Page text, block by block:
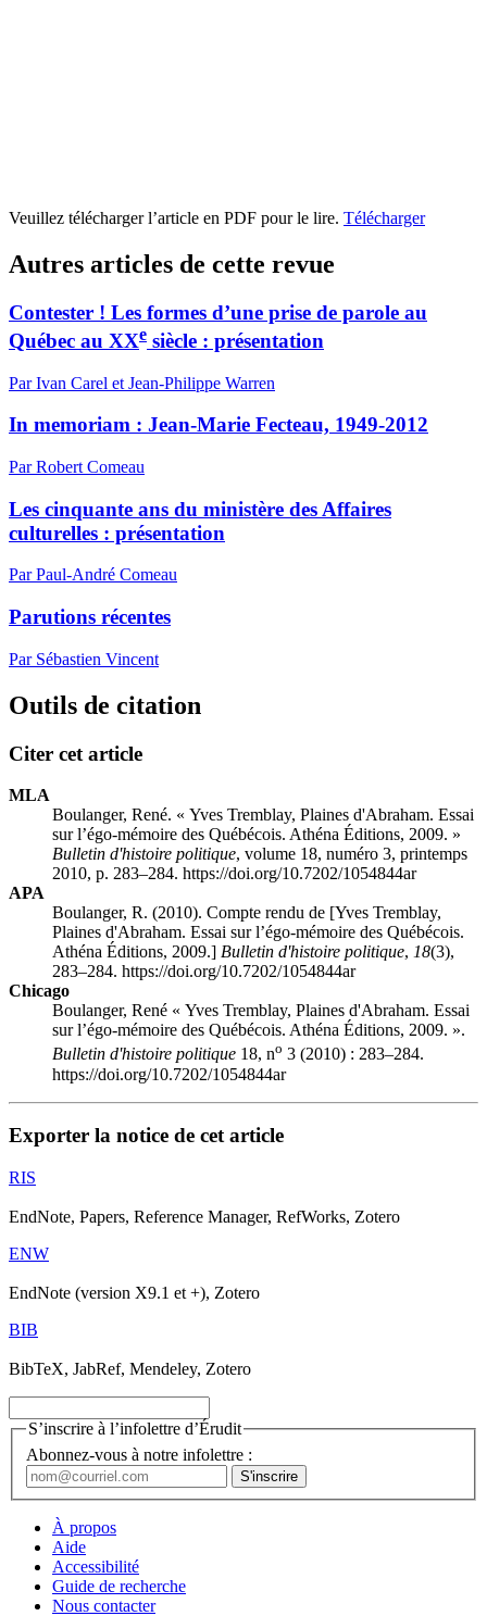
Veuillez télécharger l’article en PDF pour le lire. Télécharger
Autres articles de cette revue
Contester ! Les formes d’une prise de parole au
Québec au XXe siècle : présentation
Par Ivan Carel et Jean-Philippe Warren
In memoriam : Jean-Marie Fecteau, 1949-2012
Par Robert Comeau
Les cinquante ans du ministère des Affaires
culturelles : présentation
Par Paul-André Comeau
Parutions récentes
Par Sébastien Vincent
Outils de citation
Citer cet article
MLA
Boulanger, René. « Yves Tremblay, Plaines d'Abraham. Essai
sur l’égo-mémoire des Québécois. Athéna Éditions, 2009. »
Bulletin d'histoire politique, volume 18, numéro 3, printemps
2010, p. 283–284. https://doi.org/10.7202/1054844ar
APA
Boulanger, R. (2010). Compte rendu de [Yves Tremblay,
Plaines d'Abraham. Essai sur l’égo-mémoire des Québécois.
Athéna Éditions, 2009.] Bulletin d'histoire politique, 18(3),
283–284. https://doi.org/10.7202/1054844ar
Chicago
Boulanger, René « Yves Tremblay, Plaines d'Abraham. Essai
sur l’égo-mémoire des Québécois. Athéna Éditions, 2009. ».
Bulletin d'histoire politique 18, no 3 (2010) : 283–284.
https://doi.org/10.7202/1054844ar
Exporter la notice de cet article
RIS
EndNote, Papers, Reference Manager, RefWorks, Zotero
ENW
EndNote (version X9.1 et +), Zotero
BIB
BibTeX, JabRef, Mendeley, Zotero
S’inscrire à l’infolettre d’Érudit
Abonnez-vous à notre infolettre :
À propos
Aide
Accessibilité
Guide de recherche
Nous contacter